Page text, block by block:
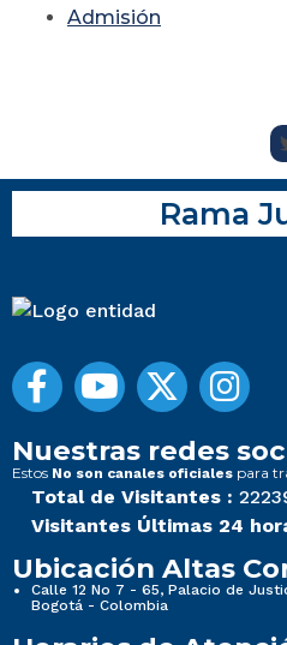
Admisión
Rama
Nuestras redes
Estos No son canales oficiales para
Total de Visitantes :
Visitantes Últimas 24
Ubicación Altas
Calle 12 No 7 - 65, Palacio de
Bogotá - Colombia